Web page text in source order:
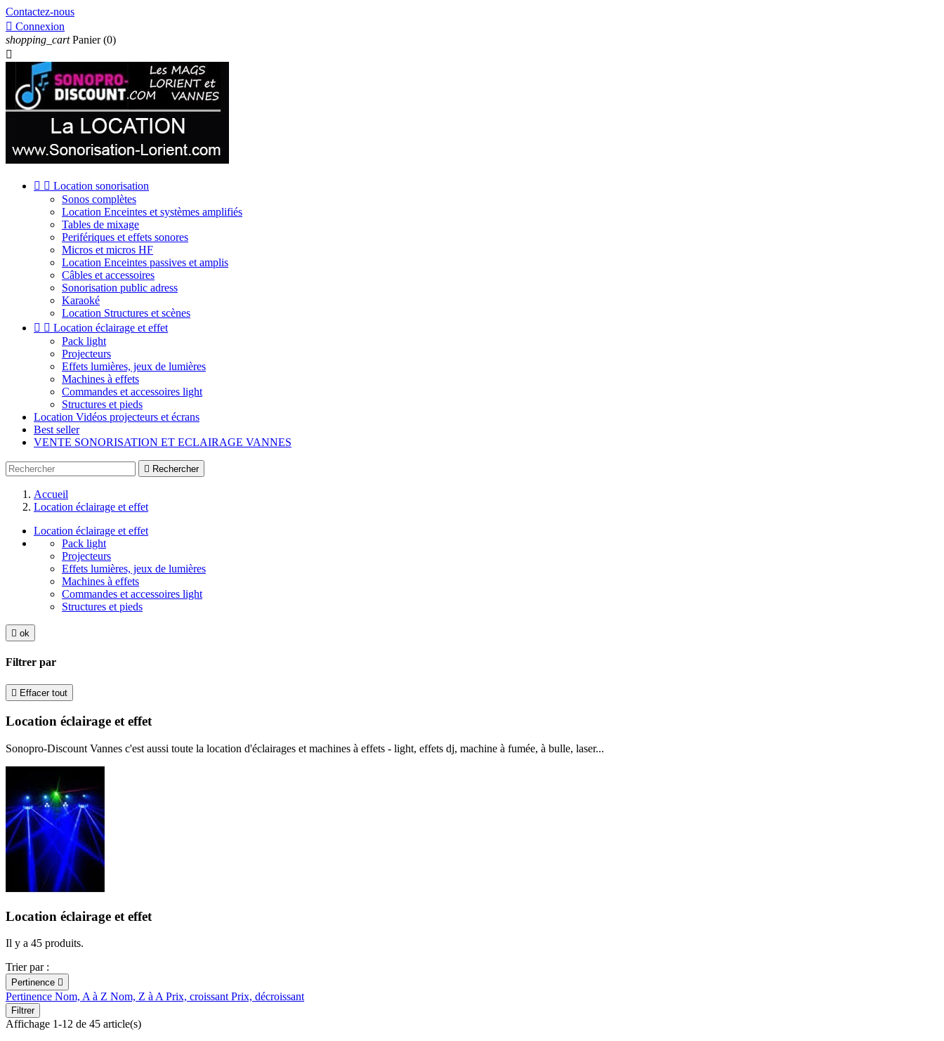
Contactez-nous
 Connexion
shopping_cart Panier (0)

  Location sonorisation
Sonos complètes
Location Enceintes et systèmes amplifiés
Tables de mixage
Perifériques et effets sonores
Micros et micros HF
Location Enceintes passives et amplis
Câbles et accessoires
Sonorisation public adress
Karaoké
Location Structures et scènes
  Location éclairage et effet
Pack light
Projecteurs
Effets lumières, jeux de lumières
Machines à effets
Commandes et accessoires light
Structures et pieds
Location Vidéos projecteurs et écrans
Best seller
VENTE SONORISATION ET ECLAIRAGE VANNES
 Rechercher
Accueil
Location éclairage et effet
Location éclairage et effet
Pack light
Projecteurs
Effets lumières, jeux de lumières
Machines à effets
Commandes et accessoires light
Structures et pieds
 ok
Filtrer par
 Effacer tout
Location éclairage et effet
Sonopro-Discount Vannes c'est aussi toute la location d'éclairages et machines à effets - light, effets dj, machine à fumée, à bulle, laser...
Location éclairage et effet
Il y a 45 produits.
Trier par :
Pertinence 
Pertinence Nom, A à Z Nom, Z à APrix, croissantPrix, décroissant
Filtrer
Affichage 1-12 de 45 article(s)